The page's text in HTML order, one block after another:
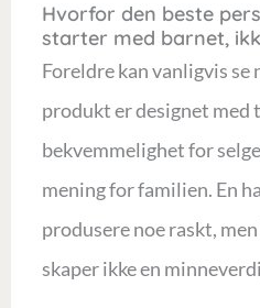
Hvorfor den beste
starter med barnet,
Foreldre kan vanligvis se
produkt er designet med
bekvemmelighet for
mening for familien. En
produsere noe raskt,
skaper ikke en